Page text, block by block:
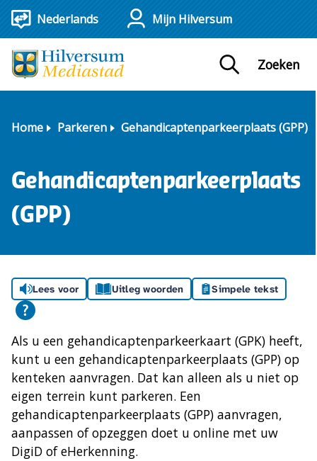
Mijn Hilversum
Zoeken
Home Parkeren Gehandicaptenparkeerplaats (GPP)
Gehandicaptenparkeerplaats
(GPP)
Lees voor Uitleg woorden Simpele tekst
Als u een gehandicaptenparkeerkaart (GPK) heeft,
kunt u een gehandicaptenparkeerplaats (GPP) op
kenteken aanvragen. Dat kan alleen als u niet op
eigen terrein kunt parkeren. Een
gehandicaptenparkeerplaats (GPP) aanvragen,
aanpassen of opzeggen doet u online met uw
DigiD of eHerkenning.